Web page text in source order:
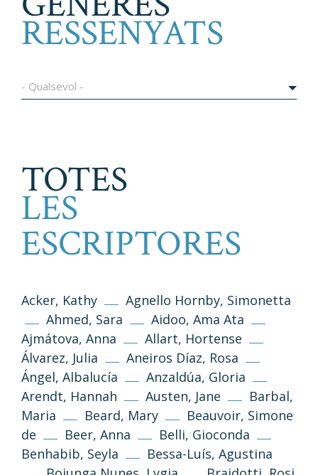
RESSENYATS
- Qualsevol -
TOTES
LES
ESCRIPTORES
Acker, Kathy
Agnello Hornby, Simonetta
Ahmed, Sara
Aidoo, Ama Ata
Ajmátova, Anna
Allart, Hortense
Álvarez, Julia
Aneiros Díaz, Rosa
Ángel, Albalucía
Anzaldúa, Gloria
Arendt, Hannah
Austen, Jane
Barbal,
Maria
Beard, Mary
Beauvoir, Simone
de
Beer, Anna
Belli, Gioconda
Benhabib, Seyla
Bessa-Luís, Agustina